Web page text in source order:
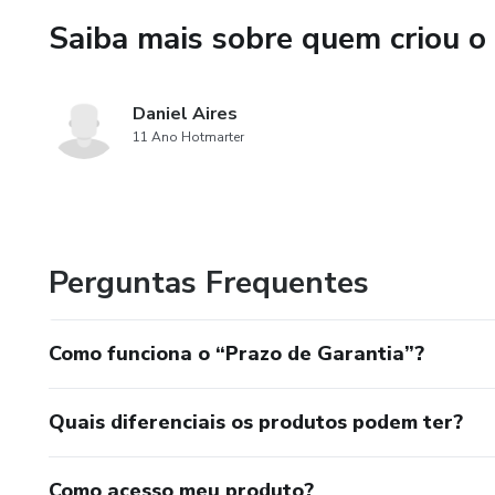
3. Gerenciamento de redes
Detalhes da Consultoria
- Modalidade: Remoto (ao
- Plataforma: google meet
Saiba mais sobre quem criou
Daniel Aires
11 Ano Hotmarter
Perguntas Frequentes
Como funciona o “Prazo de Garantia”?
Quais diferenciais os produtos podem ter?